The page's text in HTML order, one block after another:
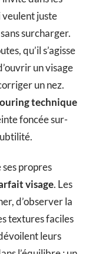
veulent juste
surcharger.
qu’il s’agisse
un visage
un nez.
technique
foncée sur-
propres
visage. Les
d’observer la
textures faciles
leurs